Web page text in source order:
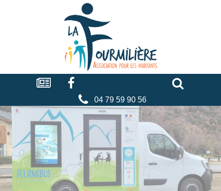
La
fourmilière
Actualités Facebook
04 79 59 90 56
Cookies management panel